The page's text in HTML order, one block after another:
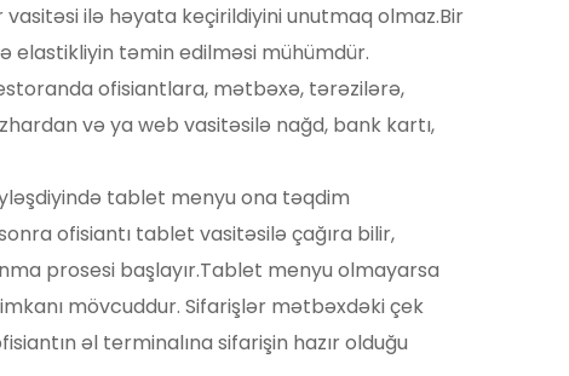
ilə həyata keçirildiyini unutmaq olmaz.Bir
elastikliyin təmin edilməsi mühümdür.
ofisiantlara, mətbəxə, tərəzilərə,
və ya web vasitəsilə nağd, bank kartı,
tablet menyu ona təqdim
ofisiantı tablet vasitəsilə çağıra bilir,
prosesi başlayır.Tablet menyu olmayarsa
mövcuddur. Sifarişlər mətbəxdəki çek
əl terminalına sifarişin hazır olduğu